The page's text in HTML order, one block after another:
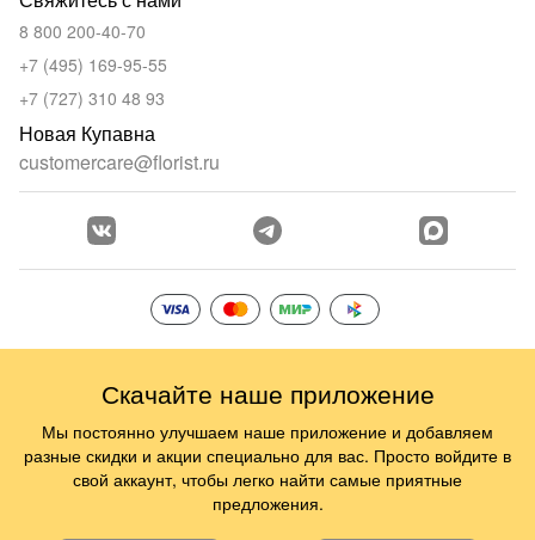
8 800 200-40-70
+7 (495) 169-95-55
+7 (727) 310 48 93
Новая Купавна
customercare@florist.ru
Скачайте наше приложение
Мы постоянно улучшаем наше приложение и добавляем
разные скидки и акции специально для вас. Просто войдите в
свой аккаунт, чтобы легко найти самые приятные
предложения.